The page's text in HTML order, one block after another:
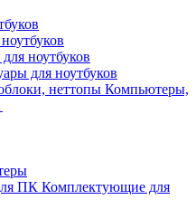
ноутбуков
для ноутбуков
Компьютеры,
Комплектующие для